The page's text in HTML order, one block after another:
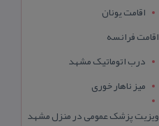
اقامت یونان
اقامت فرانسه
درب اتوماتیک مشهد
میز ناهار خوری
ویزیت پزشک عمومی در منزل مشهد